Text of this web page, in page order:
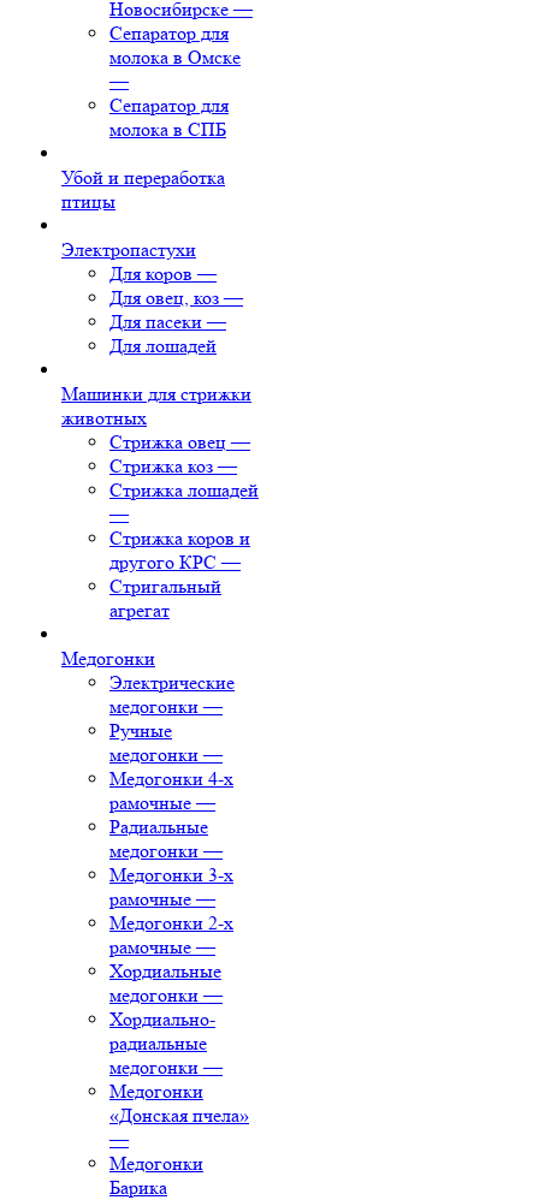
Новосибирске —
Сепаратор для
молока в Омске
—
Сепаратор для
молока в СПБ
Убой и переработка
птицы
Электропастухи
Для коров —
Для овец, коз —
Для пасеки —
Для лошадей
Машинки для стрижки
животных
Стрижка овец —
Стрижка коз —
Стрижка лошадей
—
Стрижка коров и
другого КРС —
Стригальный
агрегат
Медогонки
Электрические
медогонки —
Ручные
медогонки —
Медогонки 4-х
рамочные —
Радиальные
медогонки —
Медогонки 3-х
рамочные —
Медогонки 2-х
рамочные —
Хордиальные
медогонки —
Хордиально-
радиальные
медогонки —
Медогонки
«Донская пчела»
—
Медогонки
Барика